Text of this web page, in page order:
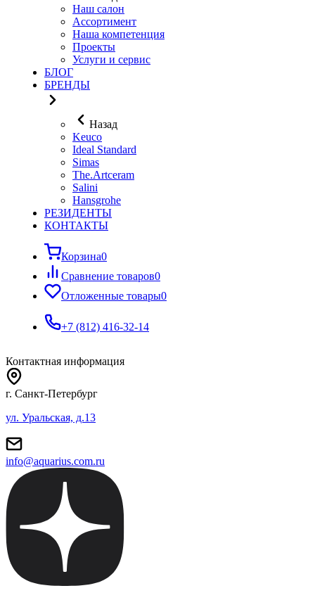
Наш салон
Ассортимент
Наша компетенция
Проекты
Услуги и сервис
БЛОГ
БРЕНДЫ
Назад
Keuco
Ideal Standard
Simas
The.Artceram
Salini
Hansgrohe
РЕЗИДЕНТЫ
КОНТАКТЫ
Корзина0
Сравнение товаров0
Отложенные товары0
+7 (812) 416-32-14
Контактная информация
г. Санкт-Петербург
ул. Уральская, д.13
info@aquarius.com.ru